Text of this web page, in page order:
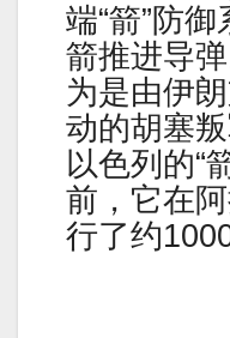
端“箭”防
箭推进导
为是由伊
动的胡塞
以色列的“
前，它在
行了约